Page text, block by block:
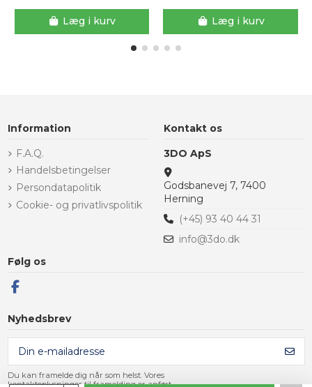
Læg i kurv Læg i kurv
Information
F.A.Q.
Handelsbetingelser
Persondatapolitik
Cookie- og privatlivspolitik
Kontakt os
3DO ApS
Godsbanevej 7, 7400
Herning
(+45) 93 40 44 31
info@3do.dk
Følg os
Nyhedsbrev
Du kan framelde dig når som helst. Vores
kontaktoplysninger til framelding er anført